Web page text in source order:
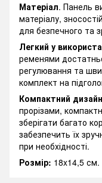
Матеріал. Панель
матеріалу,
для безпечного та
Легкий у
ременями
регулювання та
комплект на
Компактний дизайн
прорізами,
зберігати багато
забезпечить їх
при необхідності.
Розмір: 18x14,5 см.